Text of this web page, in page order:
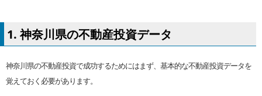
1. 神奈川県の不動産投資データ
神奈川県の不動産投資で成功するためにはまず、基本的な不動産投資データを
覚えておく必要があります。